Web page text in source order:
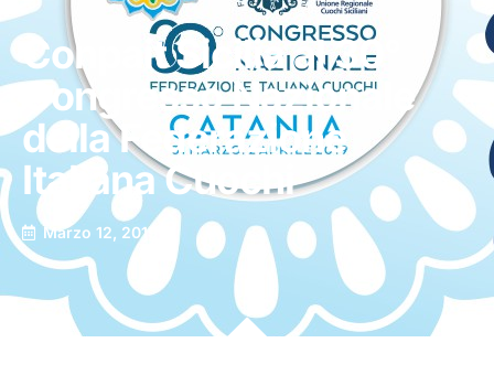
Conpait Sicilia al 30°
Congresso Nazionale
della Federazione
Italiana Cuochi
Marzo 12, 2019